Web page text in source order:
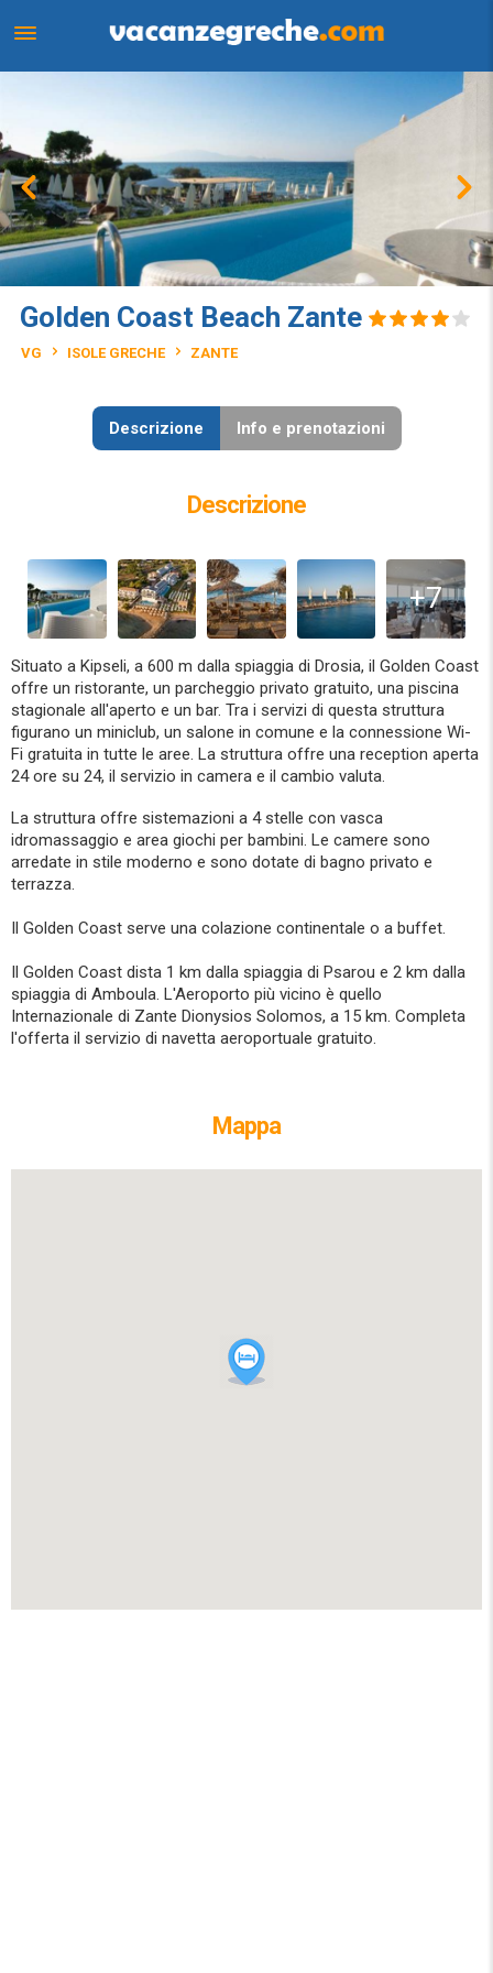
Golden Coast Beach Zante
VG ISOLE GRECHE ZANTE
Descrizione Info e prenotazioni
Descrizione
+7
Situato a Kipseli, a 600 m dalla spiaggia di Drosia, il Golden Coast
offre un ristorante, un parcheggio privato gratuito, una piscina
stagionale all'aperto e un bar. Tra i servizi di questa struttura
figurano un miniclub, un salone in comune e la connessione Wi-
Fi gratuita in tutte le aree. La struttura offre una reception aperta
24 ore su 24, il servizio in camera e il cambio valuta.
La struttura offre sistemazioni a 4 stelle con vasca
idromassaggio e area giochi per bambini. Le camere sono
arredate in stile moderno e sono dotate di bagno privato e
terrazza.
Il Golden Coast serve una colazione continentale o a buffet.
Il Golden Coast dista 1 km dalla spiaggia di Psarou e 2 km dalla
spiaggia di Amboula. L'Aeroporto più vicino è quello
Internazionale di Zante Dionysios Solomos, a 15 km. Completa
l'offerta il servizio di navetta aeroportuale gratuito.
Mappa